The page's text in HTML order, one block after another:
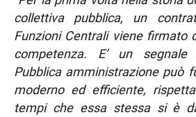
collettiva pubblica, un
Funzioni Centrali viene firmato
competenza. E’ un
Pubblica amministrazione può
moderno ed efficiente,
tempi che essa stessa si è